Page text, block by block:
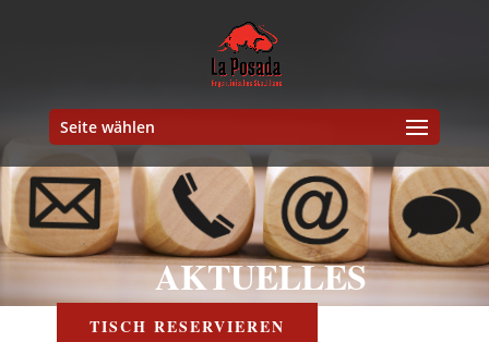
Seite wählen
.
AKTUELLES
TISCH RESERVIEREN